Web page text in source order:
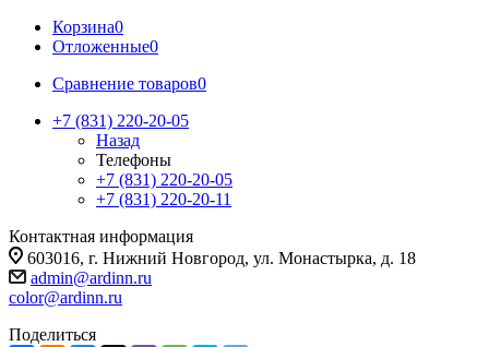
Корзина0
Отложенные0
Сравнение товаров0
+7 (831) 220-20-05
Назад
Телефоны
+7 (831) 220-20-05
+7 (831) 220-20-11
Контактная информация
603016, г. Нижний Новгород, ул. Монастырка, д. 18
admin@ardinn.ru
color@ardinn.ru
Поделиться